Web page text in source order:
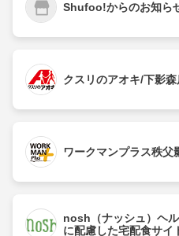
Shufoo!からのお知ら
クスリのアオキ/下影森
ワークマンプラス秩父
nosh（ナッシュ）ヘ
に配慮した宅配食サイ